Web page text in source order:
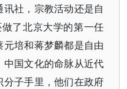
社，宗教活动还是自
了北京大学的第一任
培和蒋梦麟都是自由
国文化的命脉从近代
子手里，他们在政府